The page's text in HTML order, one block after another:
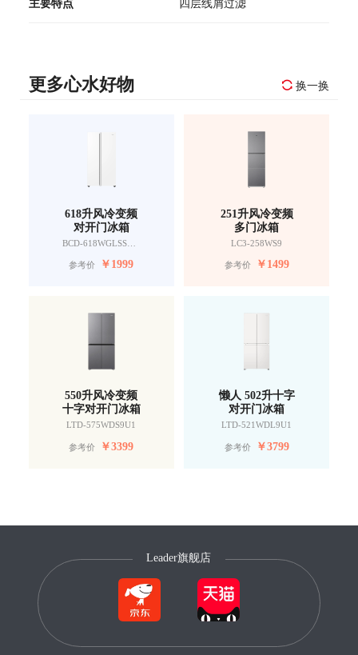
主要特点 四层线屑过滤
更多心水好物 换一换
618升风冷变频
对开门冰箱
BCD-618WGLSSEDW9
参考价 ￥1999
251升风冷变频
多门冰箱
LC3-258WS9
参考价 ￥1499
550升风冷变频
十字对开门冰箱
LTD-575WDS9U1
参考价 ￥3399
懒人 502升十字
对开门冰箱
LTD-521WDL9U1
参考价 ￥3799
Leader旗舰店